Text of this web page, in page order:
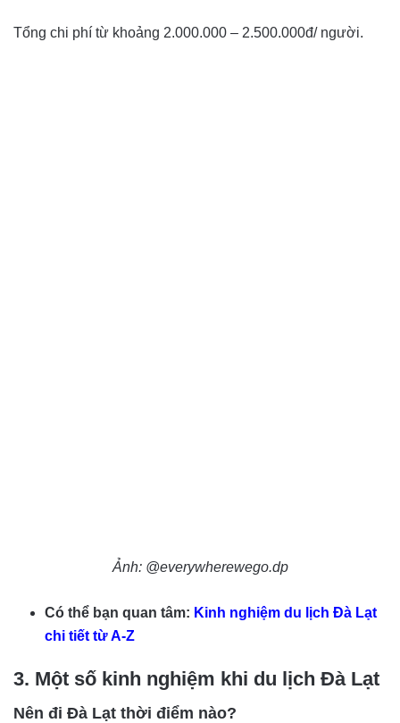
Tổng chi phí từ khoảng 2.000.000 – 2.500.000đ/ người.
Ảnh: @everywherewego.dp
Có thể bạn quan tâm: Kinh nghiệm du lịch Đà Lạt
chi tiết từ A-Z
3. Một số kinh nghiệm khi du lịch Đà Lạt
Nên đi Đà Lạt thời điểm nào?